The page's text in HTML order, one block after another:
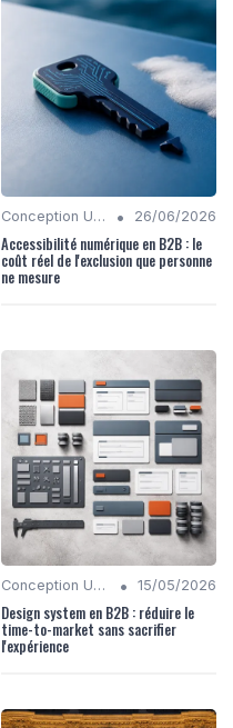
Conception UX/UI • 26/06/2026
Accessibilité numérique en B2B : le
coût réel de l'exclusion que personne
ne mesure
Conception UX/UI • 15/05/2026
Design system en B2B : réduire le
time-to-market sans sacrifier
l'expérience